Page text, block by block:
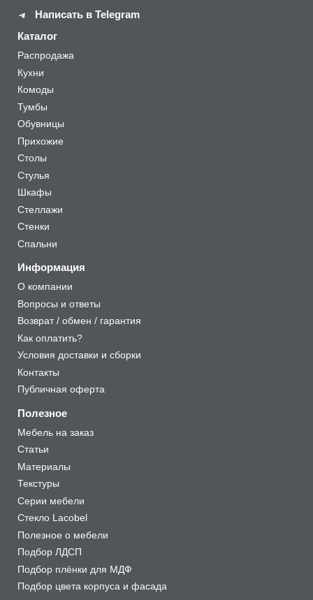
Написать в Telegram
Каталог
Распродажа
Кухни
Комоды
Тумбы
Обувницы
Прихожие
Столы
Стулья
Шкафы
Стеллажи
Стенки
Спальни
Информация
О компании
Вопросы и ответы
Возврат / обмен / гарантия
Как оплатить?
Условия доставки и сборки
Контакты
Публичная оферта
Полезное
Мебель на заказ
Статьи
Материалы
Текстуры
Серии мебели
Стекло Lacobel
Полезное о мебели
Подбор ЛДСП
Подбор плёнки для МДФ
Подбор цвета корпуса и фасада